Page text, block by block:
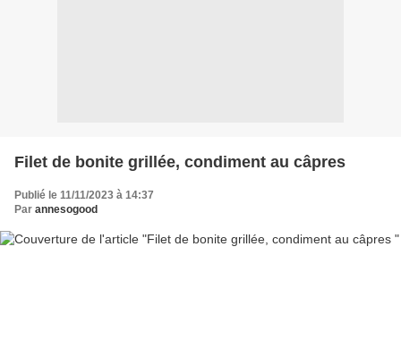
Filet de bonite grillée, condiment au câpres
Publié le 11/11/2023 à 14:37
Par annesogood